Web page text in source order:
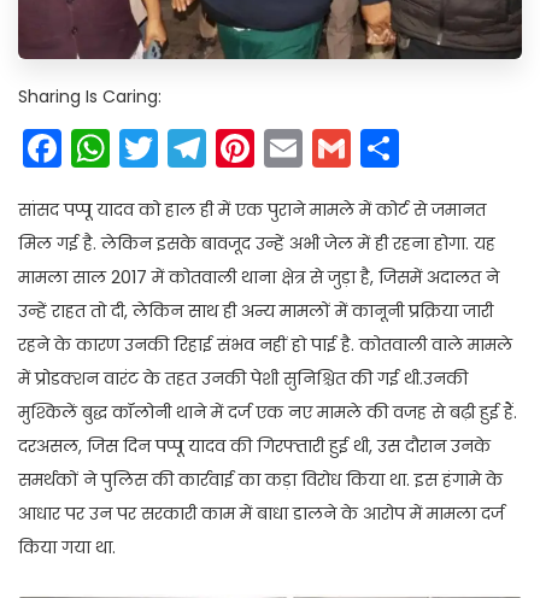
Sharing Is Caring:
Facebook
WhatsApp
Twitter
Telegram
Pinterest
EmailGmail
सांसद पप्पू यादव को हाल ही में एक पुराने मामले में कोर्ट से जमानत
मिल गई है. लेकिन इसके बावजूद उन्हें अभी जेल में ही रहना होगा. यह
मामला साल 2017 में कोतवाली थाना क्षेत्र से जुड़ा है, जिसमें अदालत ने
उन्हें राहत तो दी, लेकिन साथ ही अन्य मामलों में कानूनी प्रक्रिया जारी
रहने के कारण उनकी रिहाई संभव नहीं हो पाई है. कोतवाली वाले मामले
में प्रोडक्शन वारंट के तहत उनकी पेशी सुनिश्चित की गई थी.उनकी
मुश्किलें बुद्ध कॉलोनी थाने में दर्ज एक नए मामले की वजह से बढ़ी हुई हैं.
दरअसल, जिस दिन पप्पू यादव की गिरफ्तारी हुई थी, उस दौरान उनके
समर्थकों ने पुलिस की कार्रवाई का कड़ा विरोध किया था. इस हंगामे के
आधार पर उन पर सरकारी काम में बाधा डालने के आरोप में मामला दर्ज
किया गया था.